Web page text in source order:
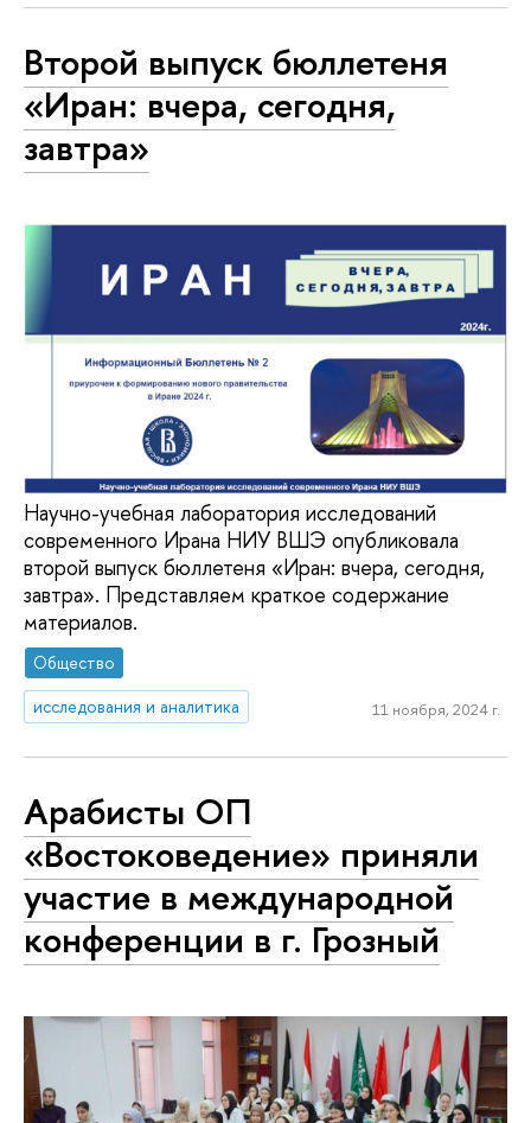
Второй выпуск бюллетеня
«Иран: вчера, сегодня,
завтра»
Научно-учебная лаборатория исследований
современного Ирана НИУ ВШЭ опубликовала
второй выпуск бюллетеня «Иран: вчера, сегодня,
завтра». Представляем краткое содержание
материалов.
Общество
исследования и аналитика
11 ноября, 2024 г.
Арабисты ОП
«Востоковедение» приняли
участие в международной
конференции в г. Грозный